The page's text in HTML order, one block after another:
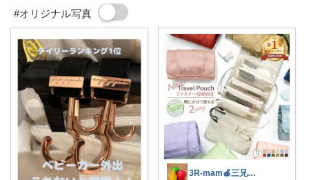
#オリジナル写真
3R-mam🍎三兄弟母